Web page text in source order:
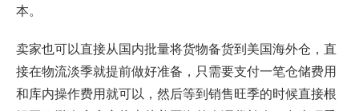
本。
卖家也可以直接从国内批量将货物备货到美国海外仓，直
接在物流淡季就提前做好准备，只需要支付一笔仓储费用
和库内操作费用就可以，然后等到销售旺季的时候直接根